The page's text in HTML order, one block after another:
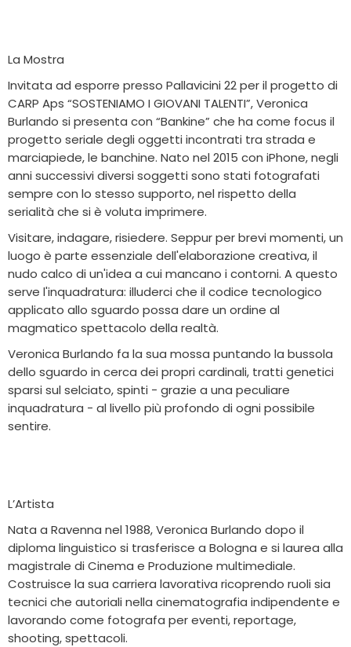
La Mostra
Invitata ad esporre presso Pallavicini 22 per il progetto di
CARP Aps “SOSTENIAMO I GIOVANI TALENTI”, Veronica
Burlando si presenta con “Bankine” che ha come focus il
progetto seriale degli oggetti incontrati tra strada e
marciapiede, le banchine. Nato nel 2015 con iPhone, negli
anni successivi diversi soggetti sono stati fotografati
sempre con lo stesso supporto, nel rispetto della
serialità che si è voluta imprimere.
Visitare, indagare, risiedere. Seppur per brevi momenti, un
luogo è parte essenziale dell'elaborazione creativa, il
nudo calco di un'idea a cui mancano i contorni. A questo
serve l'inquadratura: illuderci che il codice tecnologico
applicato allo sguardo possa dare un ordine al
magmatico spettacolo della realtà.
Veronica Burlando fa la sua mossa puntando la bussola
dello sguardo in cerca dei propri cardinali, tratti genetici
sparsi sul selciato, spinti - grazie a una peculiare
inquadratura - al livello più profondo di ogni possibile
sentire.
L’Artista
Nata a Ravenna nel 1988, Veronica Burlando dopo il
diploma linguistico si trasferisce a Bologna e si laurea alla
magistrale di Cinema e Produzione multimediale.
Costruisce la sua carriera lavorativa ricoprendo ruoli sia
tecnici che autoriali nella cinematografia indipendente e
lavorando come fotografa per eventi, reportage,
shooting, spettacoli.